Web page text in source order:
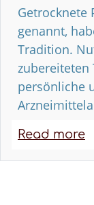
Getrocknete
genannt,
Tradition.
zubereiteten
persönliche
Read more